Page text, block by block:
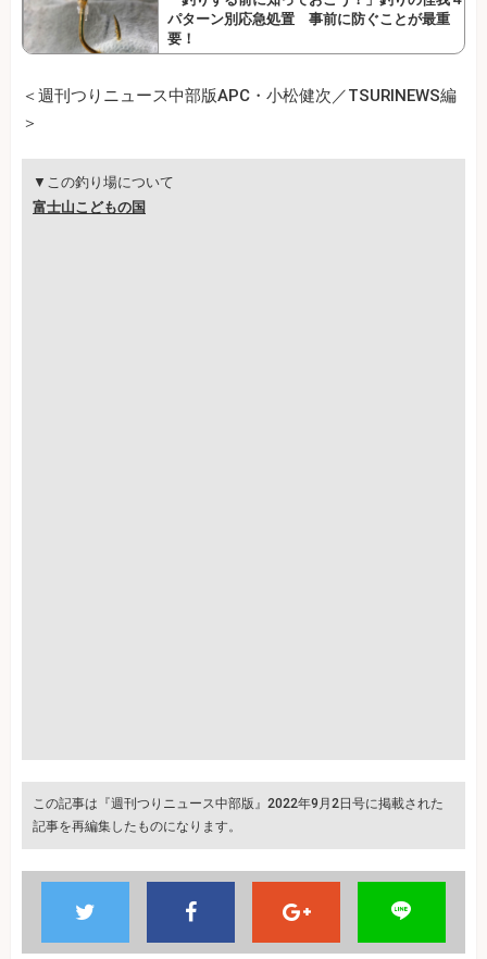
パターン別応急処置 事前に防ぐことが最重
要！
＜週刊つりニュース中部版APC・小松健次／TSURINEWS編
＞
▼この釣り場について
富士山こどもの国
この記事は『週刊つりニュース中部版』2022年9月2日号に掲載された
記事を再編集したものになります。